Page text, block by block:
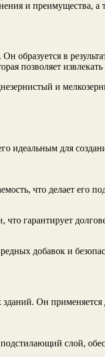
и преимущества, а
в
позволяет
и
идеальным для
что делает его
гарантирует
добавок и
Он
слой,